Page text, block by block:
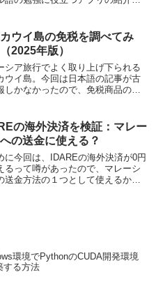
ウイ島の免税を調べてみ
2025年版）
シア旅行でよく取り上げ下られる
ウイ島。今回は日本語の記事が古
しかなかったので、免税商品の持
の海外決済を検証：マレー
の送金に使える？
に今回は、IDAREの海外決済が0円
るって噂があったので、マレーシ
送金方法の１つとして使えるかを
環境でPythonのCUDA開発環境
する方法